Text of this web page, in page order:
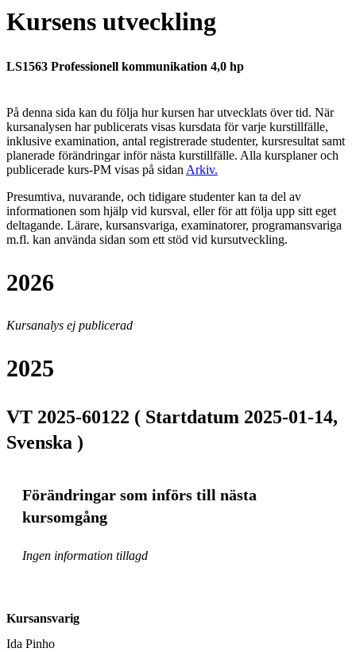
Kursens utveckling
LS1563 Professionell kommunikation 4,0 hp
På denna sida kan du följa hur kursen har utvecklats över tid. När
kursanalysen har publicerats visas kursdata för varje kurstillfälle,
inklusive examination, antal registrerade studenter, kursresultat samt
planerade förändringar inför nästa kurstillfälle. Alla kursplaner och
publicerade kurs-PM visas på sidan Arkiv.
Presumtiva, nuvarande, och tidigare studenter kan ta del av
informationen som hjälp vid kursval, eller för att följa upp sitt eget
deltagande. Lärare, kursansvariga, examinatorer, programansvariga
m.fl. kan använda sidan som ett stöd vid kursutveckling.
2026
Kursanalys ej publicerad
2025
VT 2025-60122 ( Startdatum 2025-01-14,
Svenska )
Förändringar som införs till nästa
kursomgång
Ingen information tillagd
Kursansvarig
Ida Pinho